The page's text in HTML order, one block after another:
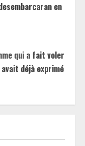
en
qui a fait voler
déjà exprimé